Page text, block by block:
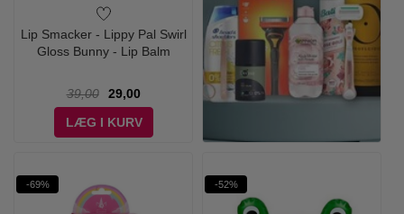
Lip Smacker - Lippy Pal Swirl
Gloss Bunny - Lip Balm
39,00
29,00
LÆG I KURV
-69% -52%